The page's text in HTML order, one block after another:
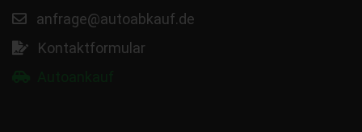
anfrage@autoabkauf.de
Kontaktformular